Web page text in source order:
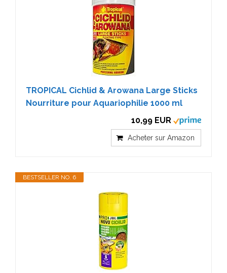
TROPICAL Cichlid & Arowana Large Sticks
Nourriture pour Aquariophilie 1000 ml
10,99 EUR
Acheter sur Amazon
BESTSELLER NO. 6